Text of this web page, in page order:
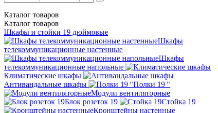
Каталог товаров
Каталог товаров
Шкафы и стойки 19 дюймовые
Шкафы
телекоммуникационные настенные
Шкафы
телекоммуникационные напольные
Климатические шкафы
Антивандальные шкафы
Полки 19 "
Модули вентиляторные
Блок розеток 19
Стойка 19
Кронштейны настенные